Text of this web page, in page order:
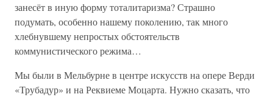
занесёт в иную форму тоталитаризма? Страшно
подумать, особенно нашему поколению, так много
хлебнувшему непростых обстоятельств
коммунистического режима…
Мы были в Мельбурне в центре искусств на опере Верди
«Трубадур» и на Реквиеме Моцарта. Нужно сказать, что